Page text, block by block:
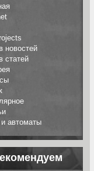
новостей
статей
автоматы